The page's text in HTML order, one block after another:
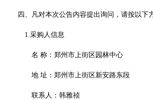
四、凡对本次公告内容提出询问，请按以下
1.采购人信息
名 称：郑州市上街区园林中心
地 址：郑州市上街区新安路东段
联系人：韩雅祯